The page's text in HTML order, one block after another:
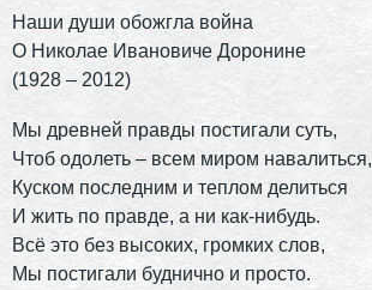
Наши души обожгла война
О Николае Ивановиче Доронине
(1928 – 2012)
Мы древней правды постигали суть,
Чтоб одолеть – всем миром навалиться,
Куском последним и теплом делиться
И жить по правде, а ни как-нибудь.
Всё это без высоких, громких слов,
Мы постигали буднично и просто.